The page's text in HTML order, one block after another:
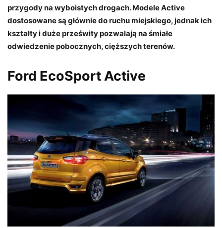
przygody na wyboistych drogach. Modele Active
dostosowane są głównie do ruchu miejskiego, jednak ich
kształty i duże prześwity pozwalają na śmiałe
odwiedzenie pobocznych, cięższych terenów.
Ford EcoSport Active